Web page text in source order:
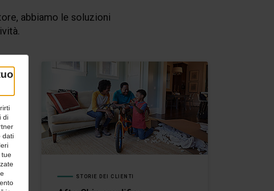
abbiamo le soluzioni
STORIE DEI CLIENTI
di
dati
tue